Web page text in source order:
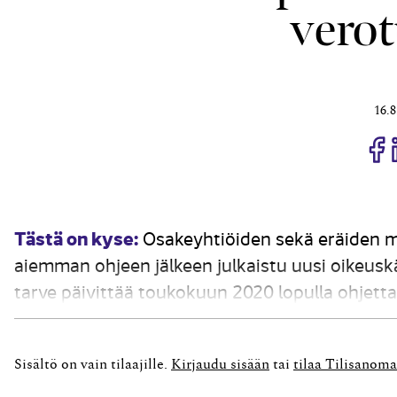
Tästä on kyse: Osakeyhtiöiden sekä eräiden
aiemman ohjeen jälkeen julkaistu uusi
tarve päivittää toukokuun 2020 lopulla
korkeimman hallinto-oikeuden ratkaisupari
Sisältö on vain tilaajille. Kirjaudu sisään tai tilaa